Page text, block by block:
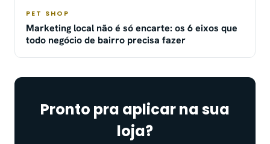
PET SHOP
Marketing local não é só encarte: os 6 eixos que
todo negócio de bairro precisa fazer
Pronto pra aplicar na sua
loja?